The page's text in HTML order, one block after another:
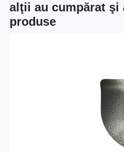
alţii au cumpărat şi
produse